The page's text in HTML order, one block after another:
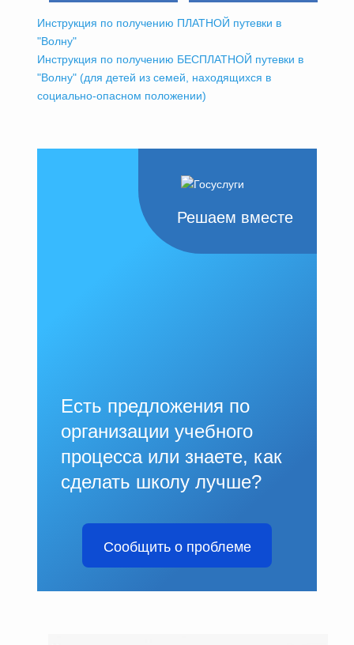
Инструкция по получению ПЛАТНОЙ путевки в
"Волну"
Инструкция по получению БЕСПЛАТНОЙ путевки в
"Волну" (для детей из семей, находящихся в
социально-опасном положении)
Решаем вместе
Есть предложения по
организации учебного
процесса или знаете, как
сделать школу лучше?
Сообщить о проблеме